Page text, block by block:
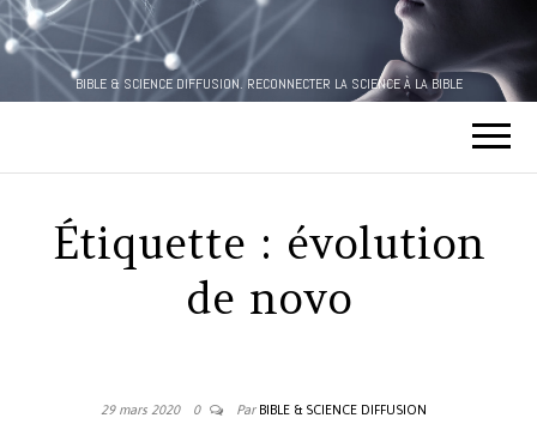
BIBLE & SCIENCE DIFFUSION. RECONNECTER LA SCIENCE À LA BIBLE
Étiquette : évolution
de novo
29 mars 2020 0 Par BIBLE & SCIENCE DIFFUSION